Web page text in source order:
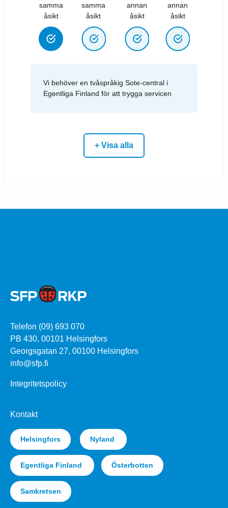
samma
åsikt
samma
åsikt
annan
åsikt
annan
åsikt
Vi behöver en tvåspråkig Sote-central i
Egentliga Finland för att trygga servicen
+ Visa alla
Telefon (09) 693 070
PB 430, 00101 Helsingfors
Georgsgatan 27, 00100 Helsingfors
info@sfp.fi
Integritetspolicy
Kontakt
Helsingfors Nyland
Egentliga Finland Österbotten
Samkretsen